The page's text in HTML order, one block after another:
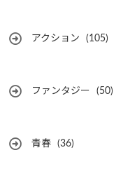
アクション (105)
ファンタジー (50)
青春 (36)